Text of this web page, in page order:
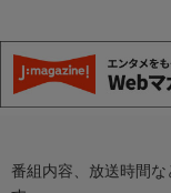
番組内容、放送時間